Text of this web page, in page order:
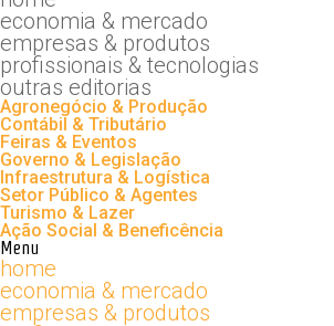
economia & mercado
empresas & produtos
profissionais & tecnologias
outras editorias
Agronegócio & Produção
Contábil & Tributário
Feiras & Eventos
Governo & Legislação
Infraestrutura & Logística
Setor Público & Agentes
Turismo & Lazer
Ação Social & Beneficência
Menu
home
economia & mercado
empresas & produtos